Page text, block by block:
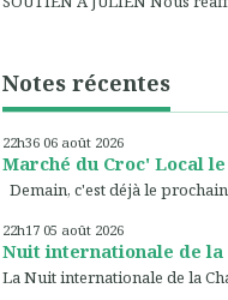
Notes récentes
22h36 06 août 2026
Marché du Croc' Local le
Demain, c'est déjà le prochain
22h17 05 août 2026
Nuit internationale de la
La Nuit internationale de la